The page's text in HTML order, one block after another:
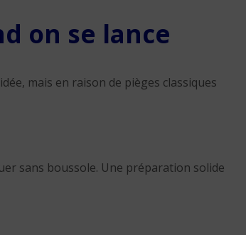
on se lance
mais en raison de pièges classiques
sans boussole. Une préparation solide